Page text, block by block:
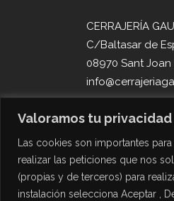
Valoramos tu privacidad
Las cookies son importantes
realizar las peticiones que nos
(propias y de terceros) para
instalación selecciona Aceptar ,
CERRAJERÍA
C/Baltasar de
08970 Sant
Tel. 93 013 05 58